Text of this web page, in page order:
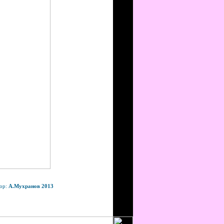
А.Мухранов 2013